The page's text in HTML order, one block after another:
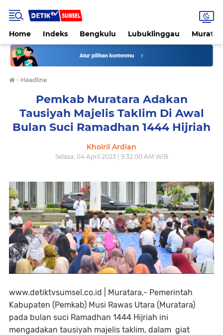
Home Indeks Bengkulu Lubuklinggau
› Headline
Pemkab Muratara Adakan
Tausiyah Majelis Taklim Di Awal
Bulan Suci Ramadhan 1444 Hijriah
Khoiril Ardian
Selasa, 04 April 2023 | 9:32:00 AM WIB
www.detiktvsumsel.co.id | Muratara,- Pemerintah
Kabupaten (Pemkab) Musi Rawas Utara (Muratara)
pada bulan suci Ramadhan 1444 Hijriah ini
mengadakan tausiyah majelis taklim, dalam giat